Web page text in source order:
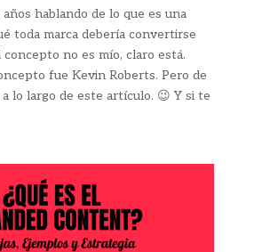
hablando de lo que es una
toda marca debería convertirse
concepto no es mío, claro está.
fue Kevin Roberts. Pero de
lo largo de este artículo. 😉 Y si te